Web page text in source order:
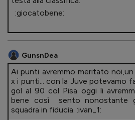
:giocatobene:
GunsnDea
Ai punti avremmo meritato
x i punti... con la Juve potevamo
gol al 90 col Pisa oggi li
bene così sento nonostante
squadra in fiducia. :ivan_1: